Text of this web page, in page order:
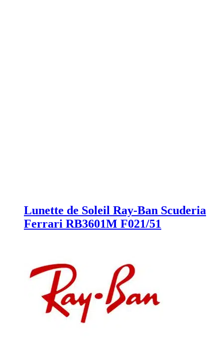
Lunette de Soleil Ray-Ban Scuderia
Ferrari RB3601M F021/51